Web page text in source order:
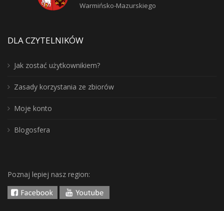
Warmińsko-Mazurskiego
DLA CZYTELNIKÓW
Jak zostać użytkownikiem?
Zasady korzystania ze zbiorów
Moje konto
Blogosfera
Poznaj lepiej nasz region: